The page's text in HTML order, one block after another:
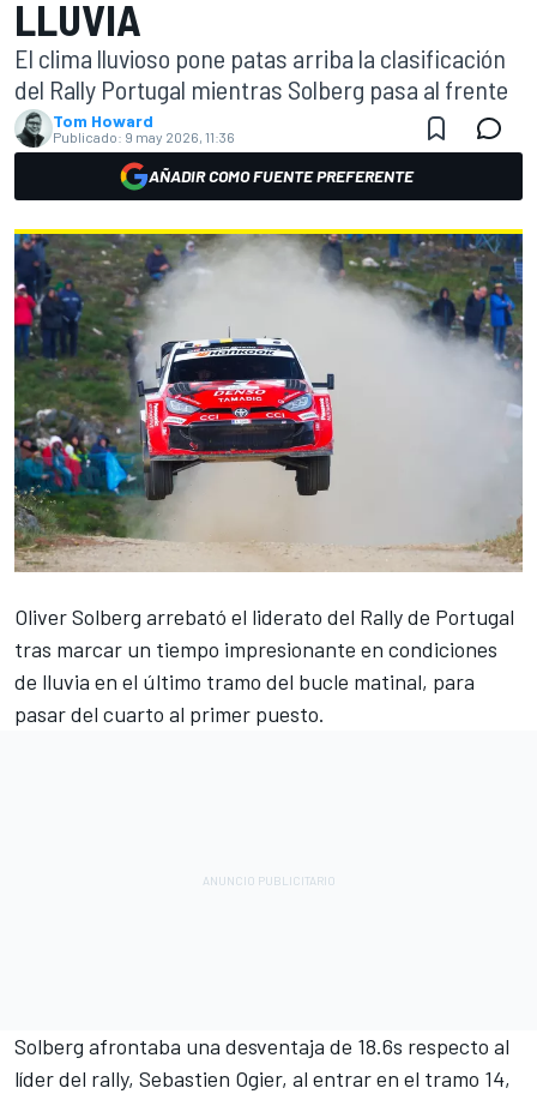
LLUVIA
El clima lluvioso pone patas arriba la clasificación
del Rally Portugal mientras Solberg pasa al frente
Tom Howard
Publicado: 9 may 2026, 11:36
AÑADIR COMO FUENTE PREFERENTE
Oliver Solberg arrebató el liderato del Rally de Portugal
tras marcar un tiempo impresionante en condiciones
de lluvia en el último tramo del bucle matinal, para
pasar del cuarto al primer puesto.
Solberg afrontaba una desventaja de 18.6s respecto al
líder del rally, Sebastien Ogier, al entrar en el tramo 14,